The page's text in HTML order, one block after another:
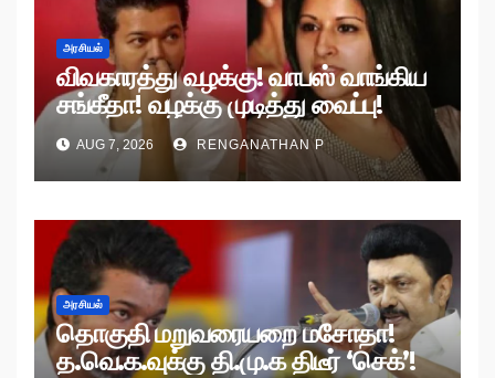
அரசியல்
விவகாரத்து வழக்கு! வாபஸ் வாங்கிய
சங்கீதா! வழக்கு முடித்து வைப்பு!
AUG 7, 2026 RENGANATHAN P
அரசியல்
தொகுதி மறுவரையறை மசோதா!
த.வெ.க.வுக்கு தி.மு.க திடீர் ‘செக்’!